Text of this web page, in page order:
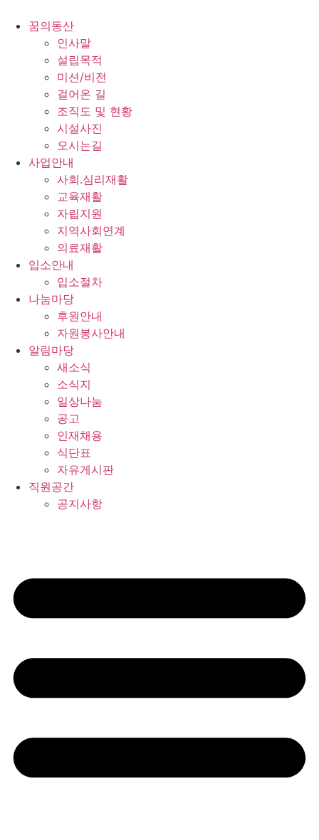
꿈의동산
인사말
설립목적
미션/비전
걸어온 길
조직도 및 현황
시설사진
오시는길
사업안내
사회.심리재활
교육재활
자립지원
지역사회연계
의료재활
입소안내
입소절차
나눔마당
후원안내
자원봉사안내
알림마당
새소식
소식지
일상나눔
공고
인재채용
식단표
자유게시판
직원공간
공지사항